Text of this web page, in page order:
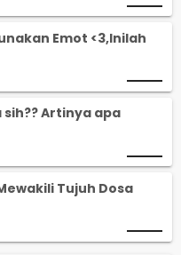
Emot <3,Inilah
sih?? Artinya apa
Tujuh Dosa